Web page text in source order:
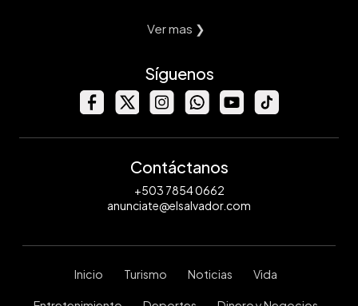
Ver mas ❯
Síguenos
Contáctanos
+503 7854 0662
anunciate@elsalvador.com
Inicio Turismo Noticias Vida